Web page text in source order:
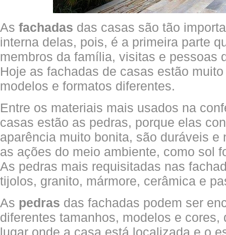
As fachadas das casas são tão
interna delas, pois, é a primeira parte
membros da família, visitas e pessoas
Hoje as fachadas de casas estão
modelos e formatos diferentes.
Entre os materiais mais usados na
casas estão as pedras, porque elas
aparência muito bonita, são duráveis e
as ações do meio ambiente, como sol
As pedras mais requisitadas nas
tijolos, granito, mármore, cerâmica e
As pedras das fachadas podem ser
diferentes tamanhos, modelos e cores,
lugar onde a casa está localizada e o